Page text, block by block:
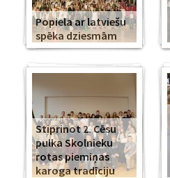
Popiela ar latviešu
spēka dziesmām
Stiprinot 2. Cēsu
pulka Skolnieku
rotas piemiņas
karoga tradīciju